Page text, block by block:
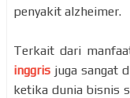
penyakit alzheimer.
Terkait dari
inggris juga sangat
ketika dunia bisnis